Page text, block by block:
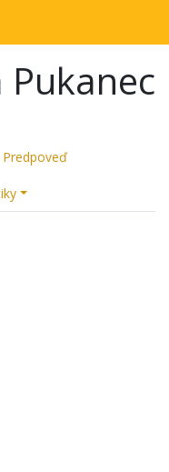
Predpoveď